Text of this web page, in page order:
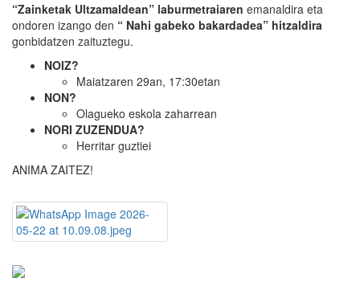
“Zainketak Ultzamaldean” laburmetraiaren emanaldira eta
ondoren izango den “ Nahi gabeko bakardadea” hitzaldira
gonbidatzen zaituztegu.
NOIZ?
Maiatzaren 29an, 17:30etan
NON?
Olagueko eskola zaharrean
NORI ZUZENDUA?
Herritar guztiei
ANIMA ZAITEZ!